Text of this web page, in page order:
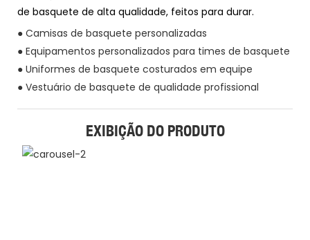
de basquete de alta qualidade, feitos para durar.
● Camisas de basquete personalizadas
● Equipamentos personalizados para times de basquete
● Uniformes de basquete costurados em equipe
● Vestuário de basquete de qualidade profissional
EXIBIÇÃO DO PRODUTO